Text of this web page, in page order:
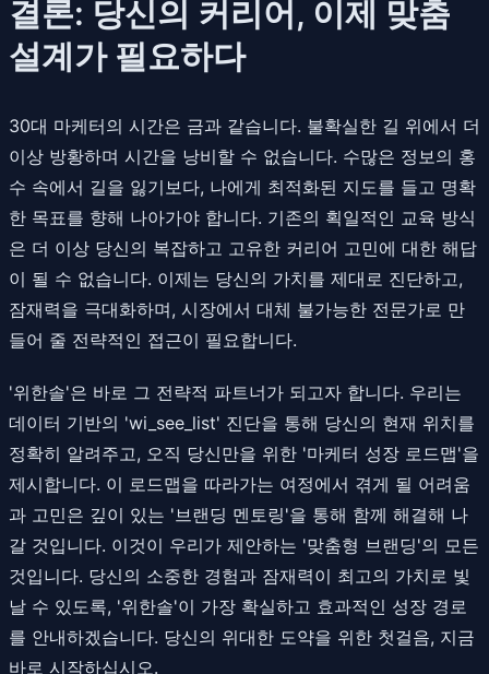
결론: 당신의 커리어, 이제 맞춤
설계가 필요하다
30대 마케터의 시간은 금과 같습니다. 불확실한 길 위에서 더
이상 방황하며 시간을 낭비할 수 없습니다. 수많은 정보의 홍
수 속에서 길을 잃기보다, 나에게 최적화된 지도를 들고 명확
한 목표를 향해 나아가야 합니다. 기존의 획일적인 교육 방식
은 더 이상 당신의 복잡하고 고유한 커리어 고민에 대한 해답
이 될 수 없습니다. 이제는 당신의 가치를 제대로 진단하고,
잠재력을 극대화하며, 시장에서 대체 불가능한 전문가로 만
들어 줄 전략적인 접근이 필요합니다.
'위한솔'은 바로 그 전략적 파트너가 되고자 합니다. 우리는
데이터 기반의 'wi_see_list' 진단을 통해 당신의 현재 위치를
정확히 알려주고, 오직 당신만을 위한 '마케터 성장 로드맵'을
제시합니다. 이 로드맵을 따라가는 여정에서 겪게 될 어려움
과 고민은 깊이 있는 '브랜딩 멘토링'을 통해 함께 해결해 나
갈 것입니다. 이것이 우리가 제안하는 '맞춤형 브랜딩'의 모든
것입니다. 당신의 소중한 경험과 잠재력이 최고의 가치로 빛
날 수 있도록, '위한솔'이 가장 확실하고 효과적인 성장 경로
를 안내하겠습니다. 당신의 위대한 도약을 위한 첫걸음, 지금
바로 시작하십시오.